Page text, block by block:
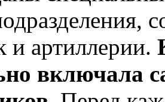
и артиллерии.
включала